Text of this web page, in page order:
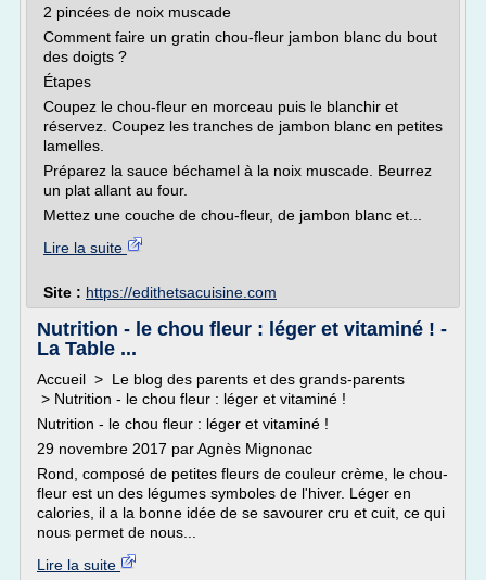
2 pincées de noix muscade
Comment faire un gratin chou-fleur jambon blanc du bout
des doigts ?
Étapes
Coupez le chou-fleur en morceau puis le blanchir et
réservez. Coupez les tranches de jambon blanc en petites
lamelles.
Préparez la sauce béchamel à la noix muscade. Beurrez
un plat allant au four.
Mettez une couche de chou-fleur, de jambon blanc et...
Lire la suite
Site : https://edithetsacuisine.com
Nutrition - le chou fleur : léger et vitaminé ! -
La Table ...
Accueil > Le blog des parents et des grands-parents
> Nutrition - le chou fleur : léger et vitaminé !
Nutrition - le chou fleur : léger et vitaminé !
29 novembre 2017 par Agnès Mignonac
Rond, composé de petites fleurs de couleur crème, le chou-
fleur est un des légumes symboles de l'hiver. Léger en
calories, il a la bonne idée de se savourer cru et cuit, ce qui
nous permet de nous...
Lire la suite